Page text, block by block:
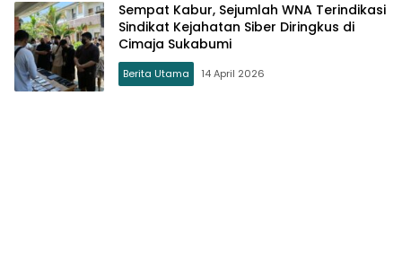
Sempat Kabur, Sejumlah WNA Terindikasi
Sindikat Kejahatan Siber Diringkus di
Cimaja Sukabumi
Berita Utama 14 April 2026